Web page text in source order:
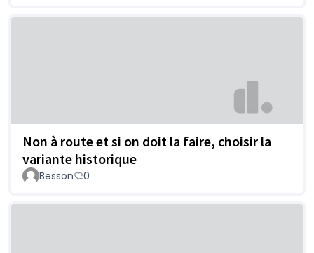
Non à route et si on doit la faire, choisir la
variante historique
Besson 0